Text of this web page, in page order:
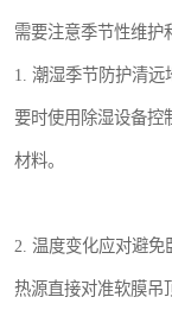
需要注意季节性维护
1. 潮湿季节防护清
要时使用除湿设备控
材料。
2. 温度变化应对避
热源直接对准软膜吊